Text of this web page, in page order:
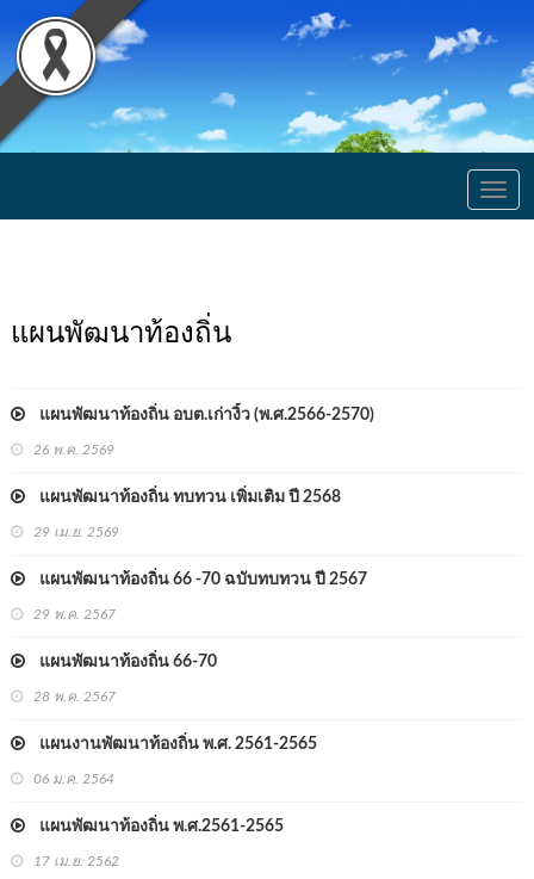
แผนพัฒนาท้องถิ่น
แผนพัฒนาท้องถิ่น อบต.เก่างิ้ว (พ.ศ.2566-2570)
26 พ.ค. 2569
แผนพัฒนาท้องถิ่น ทบทวน เพิ่มเติม ปี 2568
29 เม.ย. 2569
แผนพัฒนาท้องถิ่น 66 -70 ฉบับทบทวน ปี 2567
29 พ.ค. 2567
แผนพัฒนาท้องถิ่น 66-70
28 พ.ค. 2567
แผนงานพัฒนาท้องถิ่น พ.ศ. 2561-2565
06 ม.ค. 2564
แผนพัฒนาท้องถิ่น พ.ศ.2561-2565
17 เม.ย. 2562